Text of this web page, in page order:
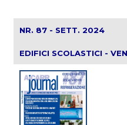
NR. 87 - SETT. 2024
EDIFICI SCOLASTICI -